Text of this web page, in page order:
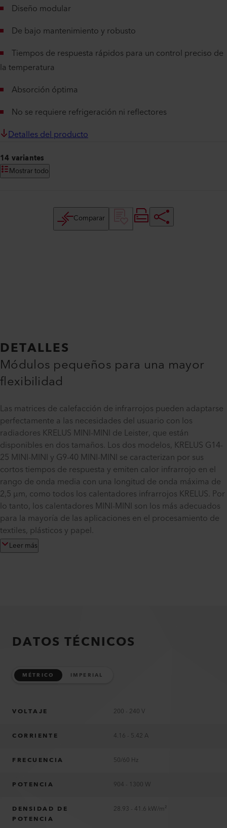
Diseño modular
De bajo mantenimiento y robusto
Tiempos de respuesta rápidos para un control preciso de
la temperatura
Absorción óptima
No se requiere refrigeración ni reflectores
Detalles del producto
14 variantes
Mostrar todo
Comparar
DETALLES
Módulos pequeños para una mayor
flexibilidad
Las matrices de calefacción de infrarrojos pueden adaptarse
perfectamente a las necesidades del usuario con los
radiadores KRELUS MINI-MINI de Leister, que están
disponibles en dos tamaños. Los dos modelos, KRELUS G14-
25 MINI-MINI y G9-40 MINI-MINI se caracterizan por sus
cortos tiempos de respuesta y emiten calor infrarrojo en el
rango de onda media con una longitud de onda máxima de
2,5 µm, como todos los calentadores infrarrojos KRELUS. Por
lo tanto, los calentadores MINI-MINI son los más adecuados
para la mayoría de las aplicaciones en el procesamiento de
textiles, plásticos y papel.
Leer más
DATOS TÉCNICOS
MÉTRICO IMPERIAL
VOLTAJE 200 - 240 V
CORRIENTE 4.16 - 5.42 A
FRECUENCIA 50/60 Hz
POTENCIA 904 - 1300 W
DENSIDAD DE
POTENCIA
28.93 - 41.6 kW/m²